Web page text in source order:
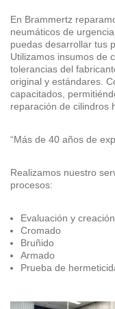
En Brammertz
neumáticos de
puedas desarrollar tus
Utilizamos insumos de
tolerancias del
original y estándares.
capacitados,
reparación de cilindros
“Más de 40 años de
Realizamos nuestro
procesos:
Evaluación y
Cromado
Bruñido
Armado
Prueba de